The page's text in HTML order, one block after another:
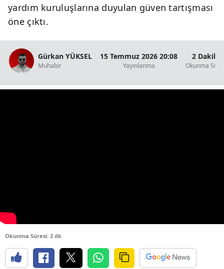
yardım kuruluşlarına duyulan güven tartışması
öne çıktı.
Gürkan YÜKSEL
Muhabir
15 Temmuz 2026 20:08
Yayınlanma
2 Dakika
Okunma
Okunma Süresi: 2 dk